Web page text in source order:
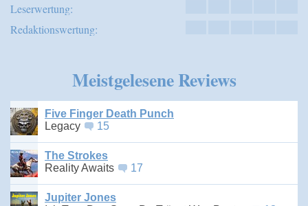
Leserwertung:
Redaktionswertung:
Meistgelesene Reviews
Five Finger Death Punch
Legacy
15
The Strokes
Reality Awaits
17
Jupiter Jones